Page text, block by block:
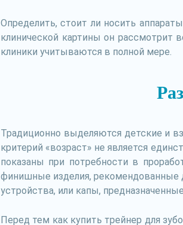
Определить, стоит ли носить
клинической картины он рассмотрит
клиники учитываются в полной мере.
Традиционно выделяются детские и
критерий «возраст» не является
показаны при потребности в
финишные изделия, рекомендованные
устройства, или капы,
Перед тем как купить трейнер для